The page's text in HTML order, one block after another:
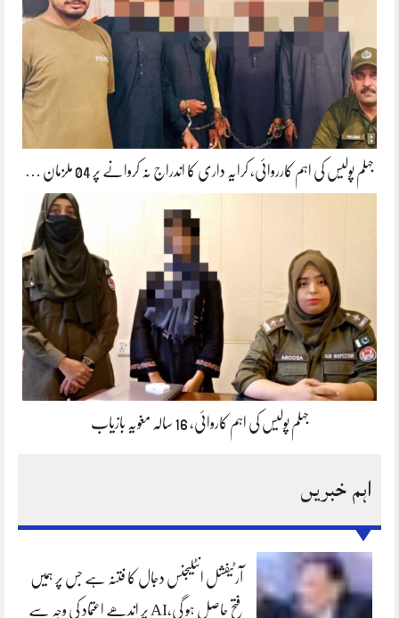
جہلم پولیس کی اہم کارروائی، کرایہ داری کا اندراج نہ کروانے پر 04 ملزمان …
جہلم پولیس کی اہم کاروائی، 16 سالہ مغویہ بازیاب
اہم خبریں
آرٹیفشل انٹلیجنس دجال کا فتنہ ہے جس پر ہمیں
فتح حاصل ہو گی،AI پر اندھے اعتماد کی وجہ سے